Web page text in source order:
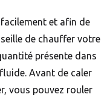
facilement et afin de
de chauffer votre
présente dans
Avant de caler
vous pouvez rouler